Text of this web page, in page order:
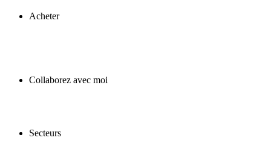
Acheter
Collaborez avec moi
Secteurs